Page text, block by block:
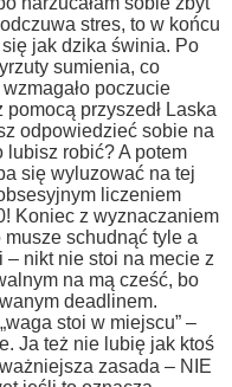
stres, to w końcu
jak dzika świnia. Po
sumienia, co
poczucie
pomocą przyszedł Laska
odpowiedzieć sobie na
lubisz robić? A potem
się wyluzować na tej
liczeniem
Koniec z wyznaczaniem
schudnąć tyle a
nikt nie stoi na mecie z
na mą cześć, bo
deadlinem.
stoi w miejscu” –
Ja też nie lubię jak ktoś
zasada – NIE